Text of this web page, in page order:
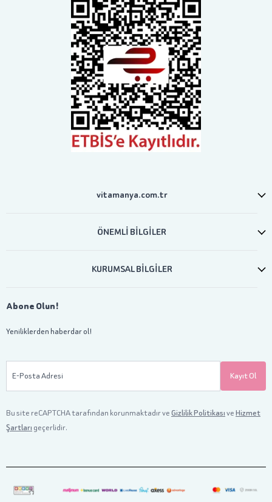
vitamanya.com.tr
ÖNEMLİ BİLGİLER
KURUMSAL BİLGİLER
Abone Olun!
Yeniliklerden haberdar ol!
E-Posta Adresi Kayıt Ol
Bu site reCAPTCHA tarafından korunmaktadır veGizlilik PolitikasıveHizmet
Şartları geçerlidir.